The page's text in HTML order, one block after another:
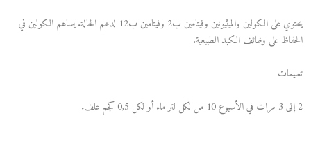
يحتوي على الكولين والميثيونين وفيتامين ب2 وفيتامين ب12 لدعم الحالة. يساهم الكولين في
الحفاظ على وظائف الكبد الطبيعية.
تعليمات
2 إلى 3 مرات في الأسبوع 10 مل لكل لتر ماء أو لكل 0,5 كجم علف.